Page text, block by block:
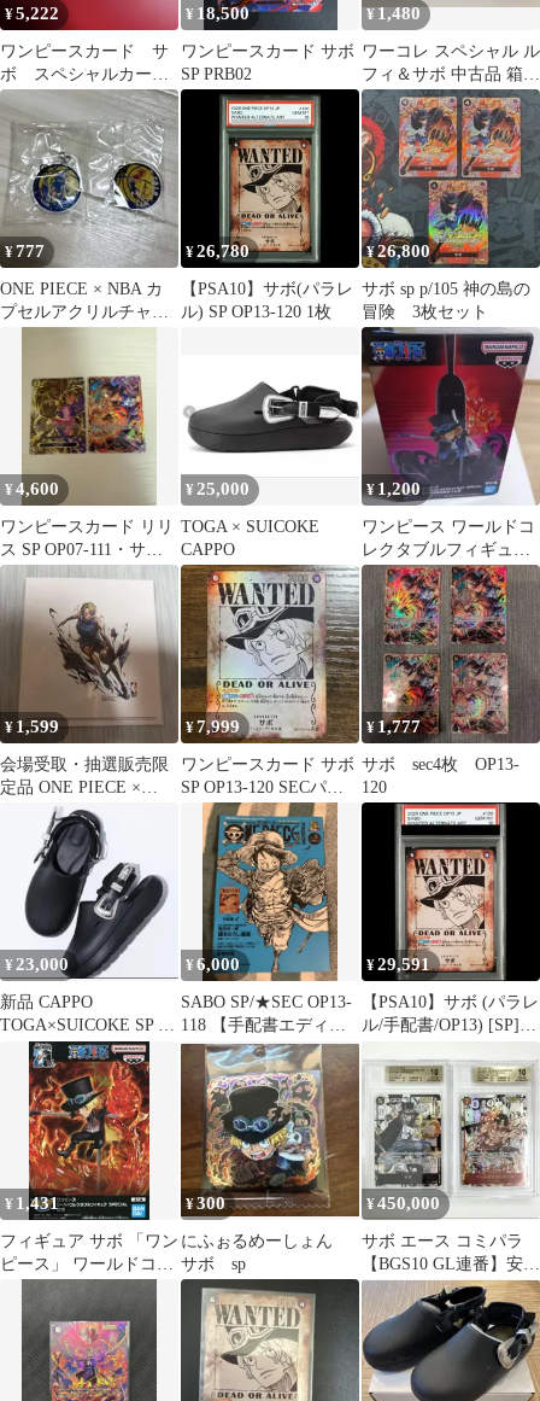
¥5,222
ワンピースカード サ
ボ スペシャルカー
ド sp
¥ 18,500
ワンピースカード サボ
SP PRB02
¥1,480
ワーコレ スペシャル ル
フィ＆サボ 中古品 箱無
し
¥777
ONE PIECE × NBA カ
プセルアクリルチャー
¥26,780
【PSA10】サボ(パラレ
ル) SP OP13-120 1枚
¥26,800
サボ sp p/105 神の島の
冒険 3枚セット
¥4,600
ワンピースカード リリ
ス SP OP07-111・サボ
SP OP13-120
¥ 25,000
TOGA × SUICOKE
CAPPO
¥ 1,200
ワンピース ワールドコ
レクタブルフィギュア
サボ VS イム様
¥ 1,599
会場受取・抽選販売限
定品 ONE PIECE ×
NBA サボ
¥7,999
ワンピースカード サボ
SP OP13-120 SECパラ
レル 手配書
¥ 1,777
サボ sec4枚 OP13-
120
¥23,000
新品 CAPPO
TOGA×SUICOKE SP サ
ンダル トーガ スイコ
ック
¥6,000
SABO SP/★SEC OP13-
118 【手配書エディシ
ョン】
¥29,591
【PSA10】サボ (パラレ
ル/手配書/OP13) [SP]
¥ 1,431
フィギュア サボ 「ワン
ピース」 ワールドコレ
クタブルフィギュア
SPECIAL サボ【10日以
内発送】
¥300
にふぉるめーしょん
サボ sp
¥450,000
サボ エース コミパラ
【BGS10 GL連番】安心
鑑定済超レア！エラー
品